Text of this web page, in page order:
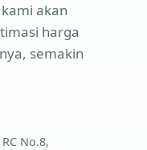
akan
harga
semakin
No.8,